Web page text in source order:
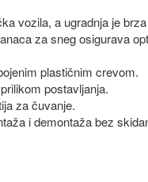
vozila, a ugradnja je
za sneg osigurava
plastičnim crevom.
postavljanja.
za čuvanje.
i demontaža bez